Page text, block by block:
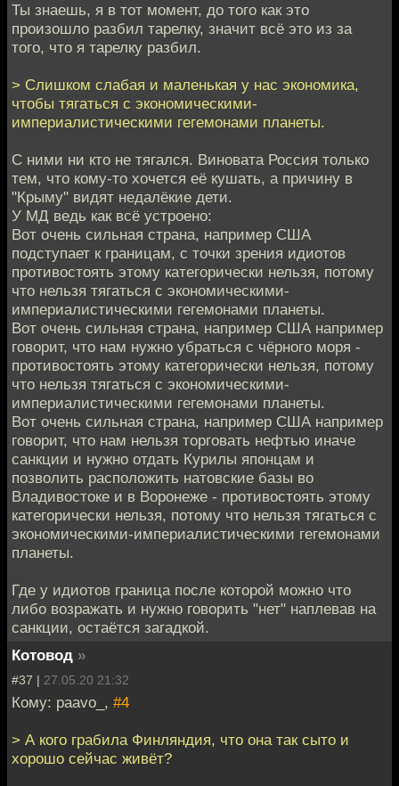
Ты знаешь, я в тот момент, до того как это
произошло разбил тарелку, значит всё это из за
того, что я тарелку разбил.
> Слишком слабая и маленькая у нас экономика,
чтобы тягаться с экономическими-
империалистическими гегемонами планеты.
C ними ни кто не тягался. Виновата Россия только
тем, что кому-то хочется её кушать, а причину в
"Крыму" видят недалёкие дети.
У МД ведь как всё устроено:
Вот очень сильная страна, например США
подступает к границам, с точки зрения идиотов
противостоять этому категорически нельзя, потому
что нельзя тягаться с экономическими-
империалистическими гегемонами планеты.
Вот очень сильная страна, например США например
говорит, что нам нужно убраться с чёрного моря -
противостоять этому категорически нельзя, потому
что нельзя тягаться с экономическими-
империалистическими гегемонами планеты.
Вот очень сильная страна, например США например
говорит, что нам нельзя торговать нефтью иначе
санкции и нужно отдать Курилы японцам и
позволить расположить натовские базы во
Владивостоке и в Воронеже - противостоять этому
категорически нельзя, потому что нельзя тягаться с
экономическими-империалистическими гегемонами
планеты.
Где у идиотов граница после которой можно что
либо возражать и нужно говорить "нет" наплевав на
санкции, остаётся загадкой.
Котовод »
#37 | 27.05.20 21:32
Кому: paavo_, #4
> А кого грабила Финляндия, что она так сыто и
хорошо сейчас живёт?